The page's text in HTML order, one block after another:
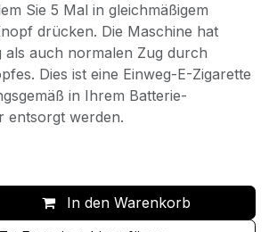
Sie 5 Mal in gleichmäßigem
drücken. Die Maschine hat
auch normalen Zug durch
Dies ist eine Einweg-E-Zigarette
in Ihrem Batterie-
entsorgt werden.
In den Warenkorb